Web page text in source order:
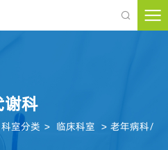

科
科室分类 > 临床科室 > 老年病科/